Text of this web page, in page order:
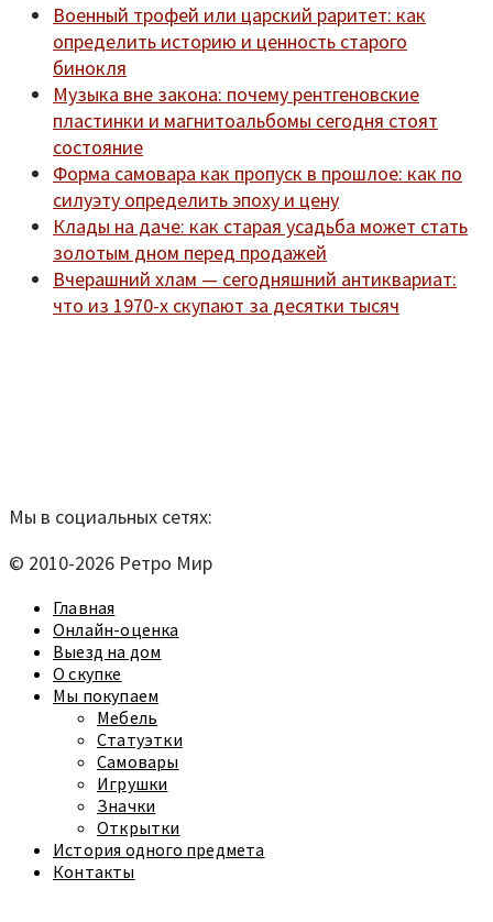
Военный трофей или царский раритет: как
определить историю и ценность старого
бинокля
Музыка вне закона: почему рентгеновские
пластинки и магнитоальбомы сегодня стоят
состояние
Форма самовара как пропуск в прошлое: как по
силуэту определить эпоху и цену
Клады на даче: как старая усадьба может стать
золотым дном перед продажей
Вчерашний хлам — сегодняшний антиквариат:
что из 1970-х скупают за десятки тысяч
Мы в социальных сетях:
© 2010-2026 Ретро Мир
Главная
Онлайн-оценка
Выезд на дом
О скупке
Мы покупаем
Мебель
Статуэтки
Самовары
Игрушки
Значки
Открытки
История одного предмета
Контакты